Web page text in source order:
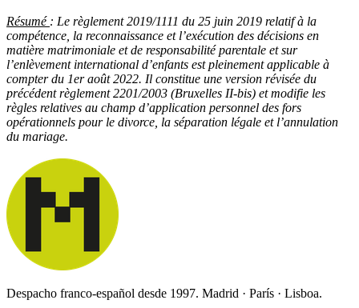
Résumé : Le règlement 2019/1111 du 25 juin 2019 relatif à la
compétence, la reconnaissance et l’exécution des décisions en
matière matrimoniale et de responsabilité parentale et sur
l’enlèvement international d’enfants est pleinement applicable à
compter du 1er août 2022. Il constitue une version révisée du
précédent règlement 2201/2003 (Bruxelles II-bis) et modifie les
règles relatives au champ d’application personnel des fors
opérationnels pour le divorce, la séparation légale et l’annulation
du mariage.
Despacho franco-español desde 1997. Madrid · París · Lisboa.